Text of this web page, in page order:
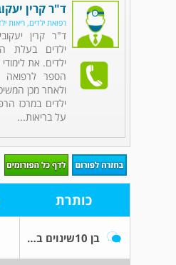
ד"ר קרין
רפואת ילדים, ריאות
ד"ר קרין
ילדים בעלת
ילדים. את
הספר לרפואה
ולאחר מכן
ילדים במרכז
על בריאות...
כותרת
בן 10שינוים בריאה